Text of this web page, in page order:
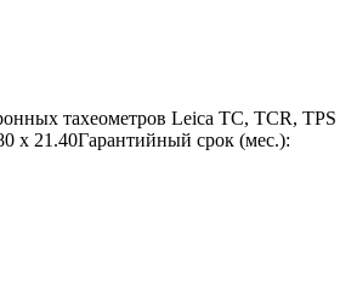
тахеометров Leica TC, TCR, TPS
x 21.40Гарантийный срок (мес.):